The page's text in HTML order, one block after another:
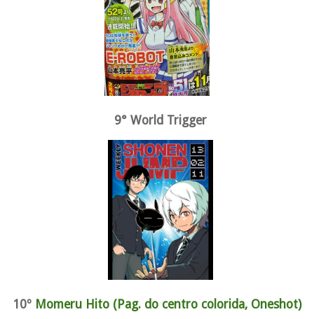
9° World Trigger
10º Momeru Hito (Pag. do centro colorida, Oneshot)